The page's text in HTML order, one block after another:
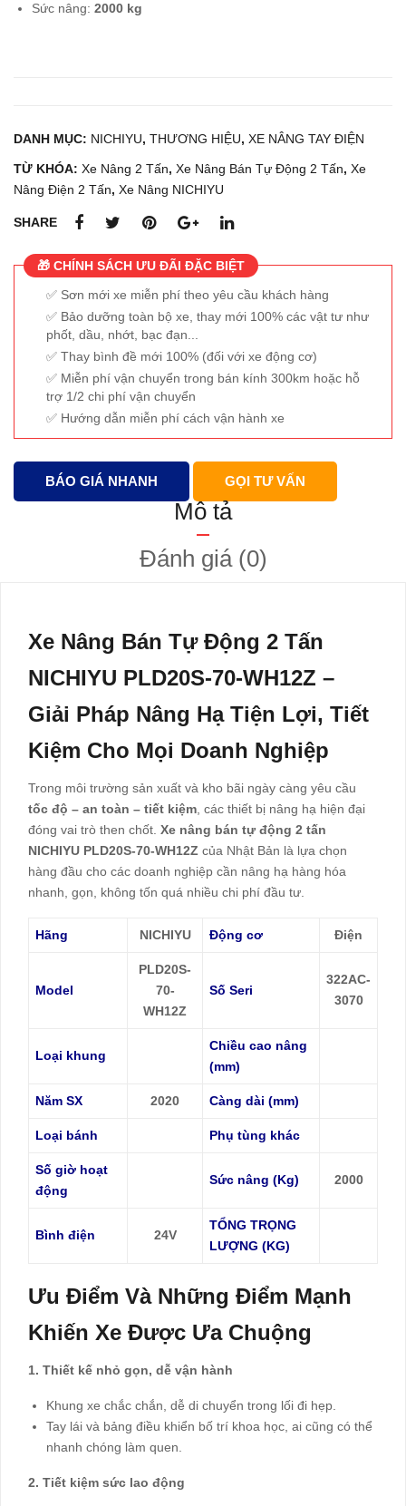
D20
S-
Sức nâng: 2000 kg
DANH MỤC: NICHIYU, THƯƠNG HIỆU, XE NÂNG TAY ĐIỆN
TỪ KHÓA: Xe Nâng 2 Tấn, Xe Nâng Bán Tự Động 2 Tấn, Xe
Nâng Điện 2 Tấn, Xe Nâng NICHIYU
SHARE
🎁 CHÍNH SÁCH ƯU ĐÃI ĐẶC BIỆT
Sơn mới xe miễn phí theo yêu cầu khách hàng
Bảo dưỡng toàn bộ xe, thay mới 100% các vật tư như
phốt, dầu, nhớt, bạc đạn...
Thay bình đề mới 100% (đối với xe động cơ)
Miễn phí vận chuyển trong bán kính 300km hoặc hỗ
trợ 1/2 chi phí vận chuyển
Hướng dẫn miễn phí cách vận hành xe
BÁO GIÁ NHANH GỌI TƯ VẤN
Mô tả
Đánh giá (0)
Xe Nâng Bán Tự Động 2 Tấn
NICHIYU PLD20S-70-WH12Z –
Giải Pháp Nâng Hạ Tiện Lợi, Tiết
Kiệm Cho Mọi Doanh Nghiệp
Trong môi trường sản xuất và kho bãi ngày càng yêu cầu
tốc độ – an toàn – tiết kiệm , các thiết bị nâng hạ hiện đại
đóng vai trò then chốt. Xe nâng bán tự động 2 tấn
NICHIYU PLD20S-70-WH12Z của Nhật Bản là lựa chọn
hàng đầu cho các doanh nghiệp cần nâng hạ hàng hóa
nhanh, gọn, không tốn quá nhiều chi phí đầu tư.
Hãng NICHIYU Động cơ Điện
Model
PLD20S-
70-
WH12Z
Số Seri
322AC-
3070
Loại khung
Chiều cao nâng
(mm)
Năm SX 2020 Càng dài (mm)
Loại bánh Phụ tùng khác
Số giờ hoạt
động
Sức nâng (Kg) 2000
Bình điện 24V
TỔNG TRỌNG
LƯỢNG (KG)
Ưu Điểm Và Những Điểm Mạnh
Khiến Xe Được Ưa Chuộng
1. Thiết kế nhỏ gọn, dễ vận hành
Khung xe chắc chắn, dễ di chuyển trong lối đi hẹp.
Tay lái và bảng điều khiển bố trí khoa học, ai cũng có thể
nhanh chóng làm quen.
2. Tiết kiệm sức lao động